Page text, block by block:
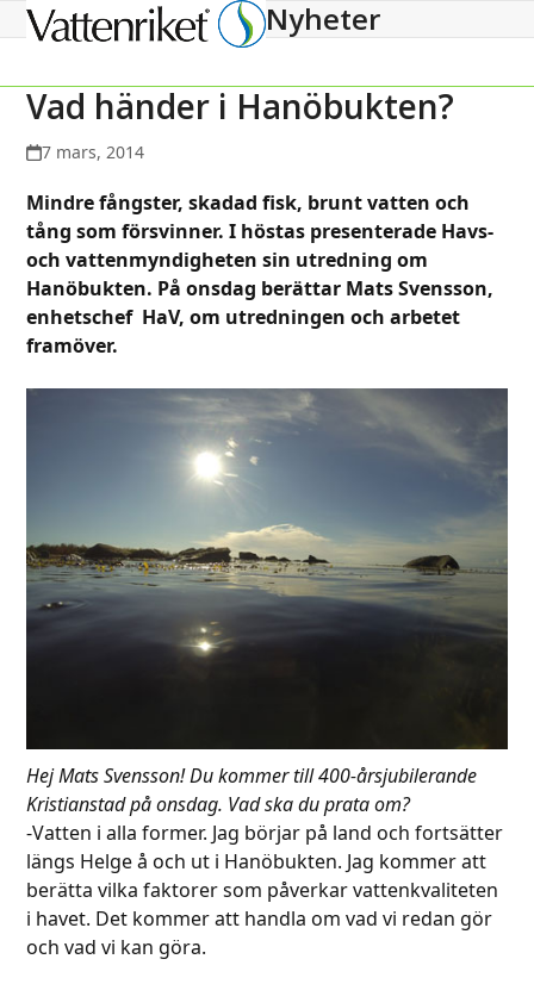
Open
menu
Close
menu
Nyheter
Vad händer i Hanöbukten?
7 mars, 2014
Mindre fångster, skadad fisk, brunt vatten och
tång som försvinner. I höstas presenterade Havs-
och vattenmyndigheten sin utredning om
Hanöbukten. På onsdag berättar Mats Svensson,
enhetschef HaV, om utredningen och arbetet
framöver.
Hej Mats Svensson! Du kommer till 400-årsjubilerande
Kristianstad på onsdag. Vad ska du prata om?
-Vatten i alla former. Jag börjar på land och fortsätter
längs Helge å och ut i Hanöbukten. Jag kommer att
berätta vilka faktorer som påverkar vattenkvaliteten
i havet. Det kommer att handla om vad vi redan gör
och vad vi kan göra.